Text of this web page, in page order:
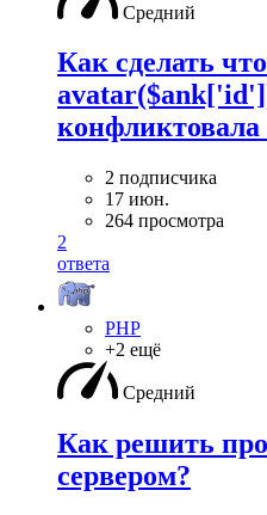
Средний
Как сделать
2 подписчика
17 июн.
264 просмотра
2
ответа
PHP
+2 ещё
Средний
Как решить
сервером?